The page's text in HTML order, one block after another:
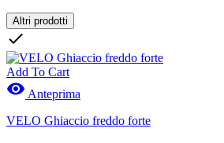
Clear
Prezzo
Marche
Altri prodotti

Add To Cart
 Anteprima
VELO Ghiaccio freddo forte